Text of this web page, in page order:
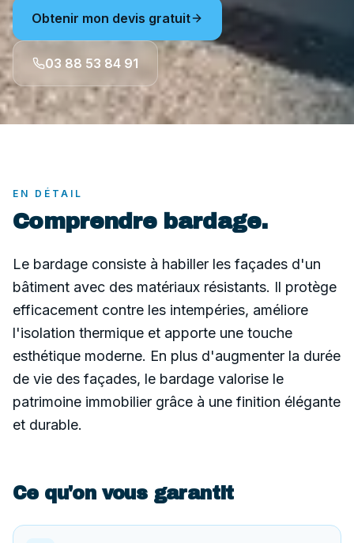
Obtenir mon devis gratuit
03 88 53 84 91
EN DÉTAIL
Comprendre bardage.
Le bardage consiste à habiller les façades d'un
bâtiment avec des matériaux résistants. Il protège
efficacement contre les intempéries, améliore
l'isolation thermique et apporte une touche
esthétique moderne. En plus d'augmenter la durée
de vie des façades, le bardage valorise le
patrimoine immobilier grâce à une finition élégante
et durable.
Ce qu'on vous garantit